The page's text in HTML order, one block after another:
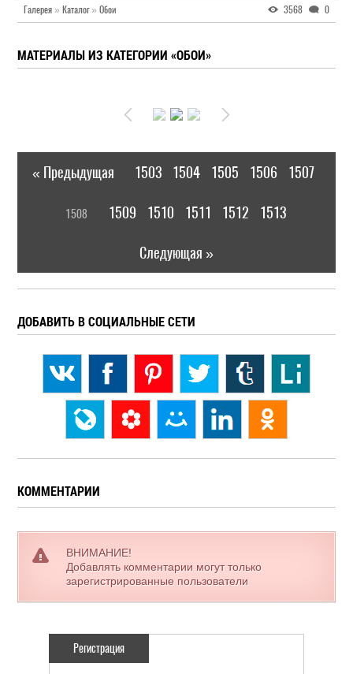
Галерея » Каталог» Обои 3568 0
МАТЕРИАЛЫ ИЗ КАТЕГОРИИ «ОБОИ»
« Предыдущая 1503 1504 1505 1506 1507
1508 1509 1510 1511 1512 1513
Следующая »
ДОБАВИТЬ В СОЦИАЛЬНЫЕ СЕТИ
КОММЕНТАРИИ
ВНИМАНИЕ!
Добавлять комментарии могут только
зарегистрированные пользователи
Регистрация